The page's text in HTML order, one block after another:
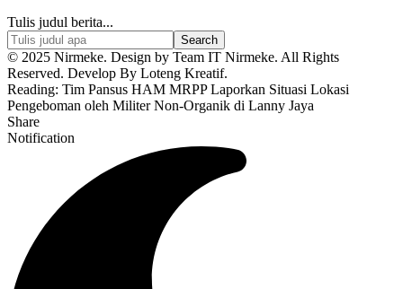
Tulis judul berita...
© 2025 Nirmeke. Design by Team IT Nirmeke. All Rights
Reserved. Develop By Loteng Kreatif.
Reading: Tim Pansus HAM MRPP Laporkan Situasi Lokasi
Pengeboman oleh Militer Non-Organik di Lanny Jaya
Share
Notification